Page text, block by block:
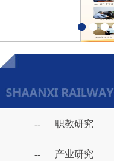
-- 职教研究
-- 产业研究